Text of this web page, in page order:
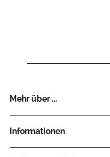
Mehr über ...
Informationen